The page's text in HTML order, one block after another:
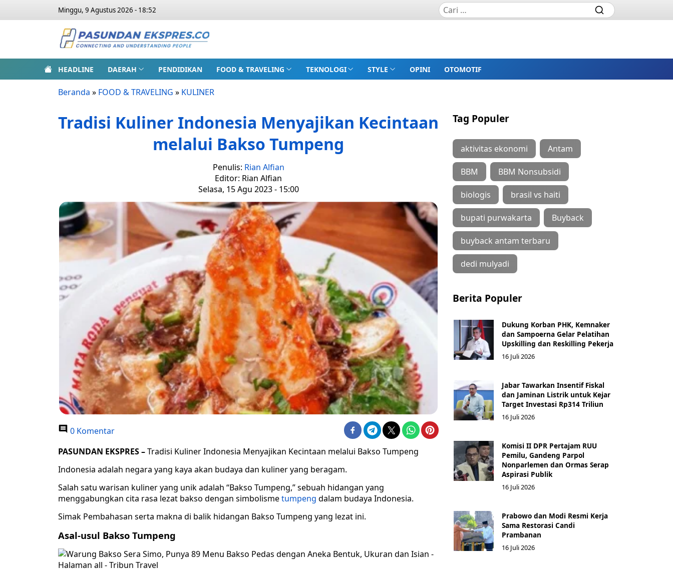
Minggu, 9 Agustus 2026 - 18:52
HEADLINE DAERAH PENDIDIKAN FOOD & TRAVELING TEKNOLOGI STYLE OPINI OTOMOTIF
Beranda » FOOD & TRAVELING » KULINER
Tradisi Kuliner Indonesia Menyajikan Kecintaan
melalui Bakso Tumpeng
Penulis: Rian Alfian
Editor: Rian Alfian
Selasa, 15 Agu 2023 - 15:00
0 Komentar
PASUNDAN EKSPRES –Tradisi Kuliner Indonesia Menyajikan Kecintaan melalui Bakso Tumpeng
Indonesia adalah negara yang kaya akan budaya dan kuliner yang beragam.
Salah satu warisan kuliner yang unik adalah “Bakso Tumpeng,” sebuah hidangan yang
menggabungkan cita rasa lezat bakso dengan simbolismetumpeng dalam budaya Indonesia.
Simak Pembahasan serta makna di balik hidangan Bakso Tumpeng yang lezat ini.
Asal-usul Bakso Tumpeng
Tag Populer
aktivitas ekonomi Antam
BBM BBM Nonsubsidi
biologis brasil vs haiti
bupati purwakarta Buyback
buyback antam terbaru
dedi mulyadi
Berita Populer
Dukung Korban PHK, Kemnaker
dan Sampoerna Gelar Pelatihan
Upskilling dan Reskilling Pekerja
16 Juli 2026
Jabar Tawarkan Insentif Fiskal
dan Jaminan Listrik untuk Kejar
Target Investasi Rp314 Triliun
16 Juli 2026
Komisi II DPR Pertajam RUU
Pemilu, Gandeng Parpol
Nonparlemen dan Ormas Serap
Aspirasi Publik
16 Juli 2026
Prabowo dan Modi Resmi Kerja
Sama Restorasi Candi
Prambanan
16 Juli 2026